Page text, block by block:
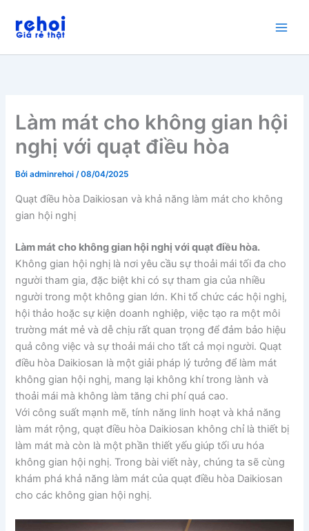
dung
Làm mát cho không gian hội
nghị với quạt điều hòa
Bởiadminrehoi/08/04/2025
Quạt điều hòa Daikiosan và khả năng làm mát cho không
gian hội nghị
Làm mát cho không gian hội nghị với quạt điều hòa.
Không gian hội nghị là nơi yêu cầu sự thoải mái tối đa cho
người tham gia, đặc biệt khi có sự tham gia của nhiều
người trong một không gian lớn. Khi tổ chức các hội nghị,
hội thảo hoặc sự kiện doanh nghiệp, việc tạo ra một môi
trường mát mẻ và dễ chịu rất quan trọng để đảm bảo hiệu
quả công việc và sự thoải mái cho tất cả mọi người. Quạt
điều hòa Daikiosan là một giải pháp lý tưởng để làm mát
không gian hội nghị, mang lại không khí trong lành và
thoải mái mà không làm tăng chi phí quá cao.
Với công suất mạnh mẽ, tính năng linh hoạt và khả năng
làm mát rộng, quạt điều hòa Daikiosan không chỉ là thiết bị
làm mát mà còn là một phần thiết yếu giúp tối ưu hóa
không gian hội nghị. Trong bài viết này, chúng ta sẽ cùng
khám phá khả năng làm mát của quạt điều hòa Daikiosan
cho các không gian hội nghị.